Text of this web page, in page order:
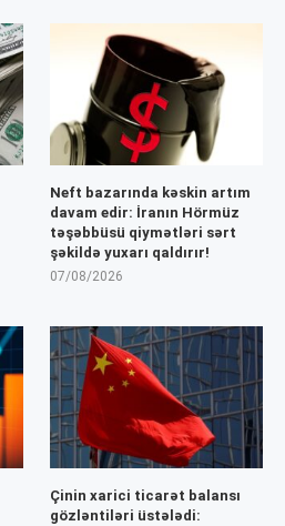
Neft bazarında kəskin artım
davam edir: İranın Hörmüz
təşəbbüsü qiymətləri sərt
şəkildə yuxarı qaldırır!
07/08/2026
Çinin xarici ticarət balansı
gözləntiləri üstələdi: